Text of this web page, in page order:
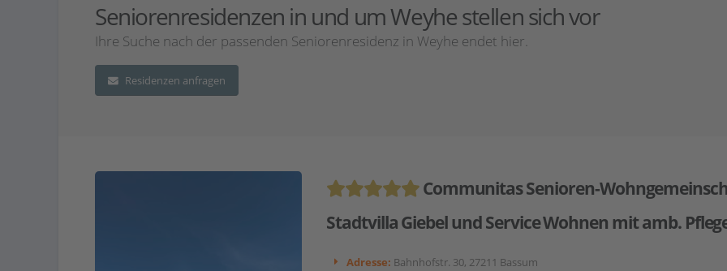
Seniorenresidenzen in und um Weyhe stellen sich vor
Ihre Suche nach der passenden Seniorenresidenz in Weyhe endet hier.
Residenzen anfragen
Communitas Senioren-
Stadtvilla Giebel und Service Wohnen mit amb.
Adresse: Bahnhofstr. 30, 27211 Bassum